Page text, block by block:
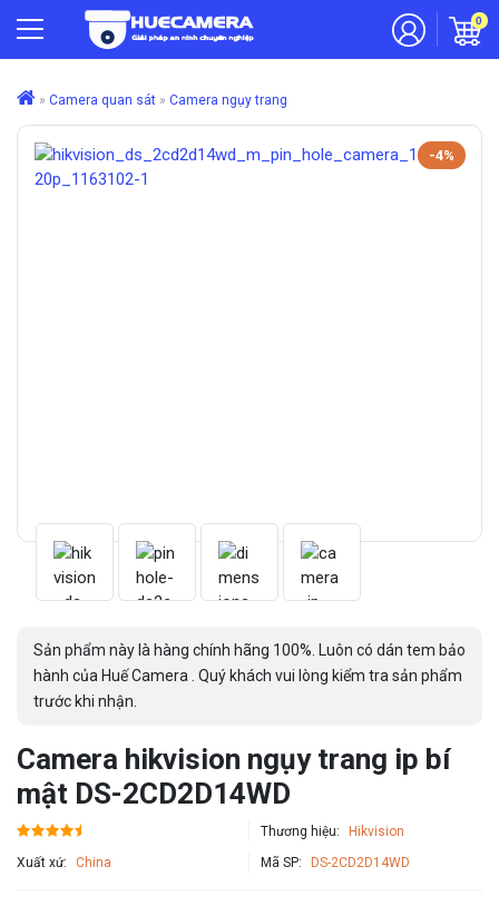
0
» Camera quan sát » Camera ngụy trang
-4%
Sản phẩm này là hàng chính hãng 100%. Luôn có dán tem bảo
hành của Huế Camera . Quý khách vui lòng kiểm tra sản phẩm
trước khi nhận.
Camera hikvision ngụy trang ip bí
mật DS-2CD2D14WD
Thương hiệu: Hikvision
Xuất xứ: China Mã SP: DS-2CD2D14WD